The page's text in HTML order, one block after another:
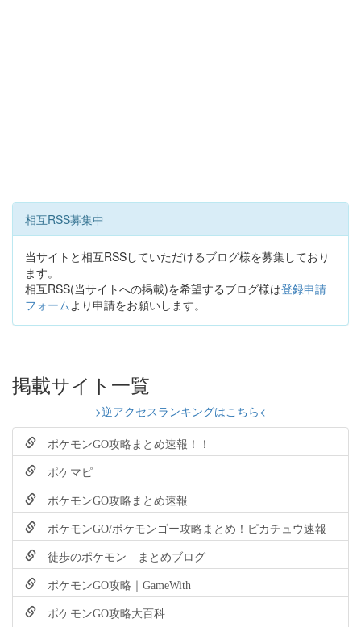
相互RSS募集中
当サイトと相互RSSしていただけるブログ様を募集しており
ます。
相互RSS(当サイトへの掲載)を希望するブログ様は登録申請
フォームより申請をお願いします。
掲載サイト一覧
>逆アクセスランキングはこちら<
ポケモンGO攻略まとめ速報！！
ポケマピ
ポケモンGO攻略まとめ速報
ポケモンGO/ポケモンゴー攻略まとめ！ピカチュウ速報
徒歩のポケモン まとめブログ
ポケモンGO攻略｜GameWith
ポケモンGO攻略大百科